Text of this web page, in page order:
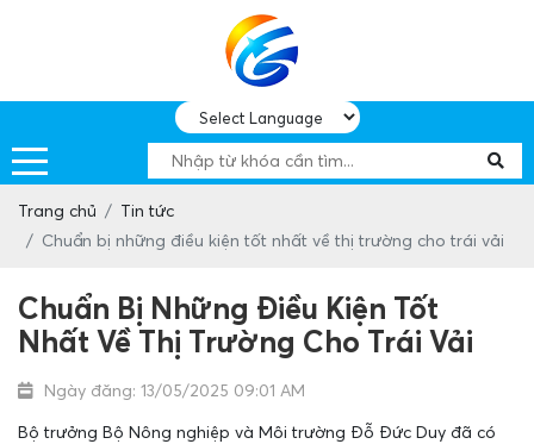
Trang chủ
Tin tức
Chuẩn bị những điều kiện tốt nhất về thị trường cho trái vải
Chuẩn Bị Những Điều Kiện Tốt
Nhất Về Thị Trường Cho Trái Vải
Ngày đăng: 13/05/2025 09:01 AM
Bộ trưởng Bộ Nông nghiệp và Môi trường Đỗ Đức Duy đã có